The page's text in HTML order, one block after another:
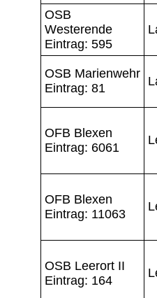
OSB
Westerende
Eintrag: 595
OSB Marienwehr
Eintrag: 81
OFB Blexen
Eintrag: 6061
OFB Blexen
Eintrag: 11063
OSB Leerort II
Eintrag: 164